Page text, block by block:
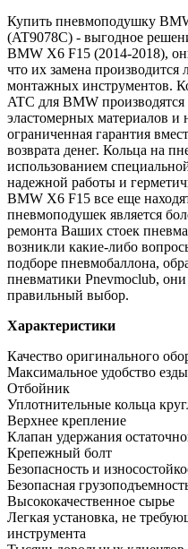
Купить пневмоподушку
(AT9078C) - выгодное
BMW X6 F15 (2014-2018),
что их замена производится
монтажных инструментов.
ATC для BMW
эластомерных материалов и
ограниченная гарантия
возврата денег. Кольца на
использованием
надежной работы и
BMW X6 F15 все еще
пневмоподушек является
ремонта Ваших стоек
возникли какие-либо
подборе пневмобаллона,
пневматики Pnevmoclub,
правильный выбор.
Характеристики
Качество оригинального
Максимальное удобство езды
Отбойник
Уплотнительные кольца
Верхнее крепление
Клапан удержания
Крепежный болт
Безопасность и
Безопасная
Высококачественное сырье
Легкая установка, не
инструмента